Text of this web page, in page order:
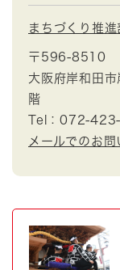
まちづくり推進
〒596-8510
大阪府岸和田
階
Tel：072-
メールでのお